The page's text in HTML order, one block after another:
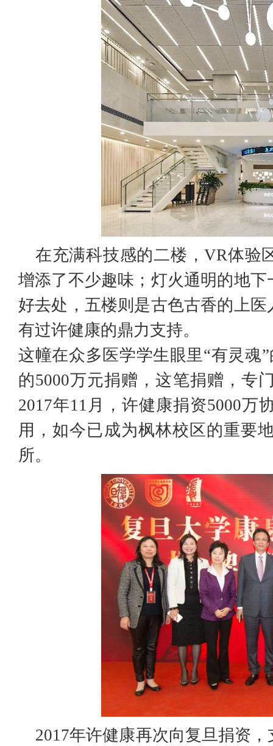
在充满科技感的二楼，VR体验
增添了不少趣味；灯火通明的地
好去处，五楼则是古色古香的上
有过许健康的鼎力支持。
这幢在众多医学学生眼里“有灵魂
的5000万元捐赠，这笔捐赠，专
2017年11月，许健康捐资5000万
用，如今已成为枫林校区的重要
所。
2017年许健康再次向复旦捐资